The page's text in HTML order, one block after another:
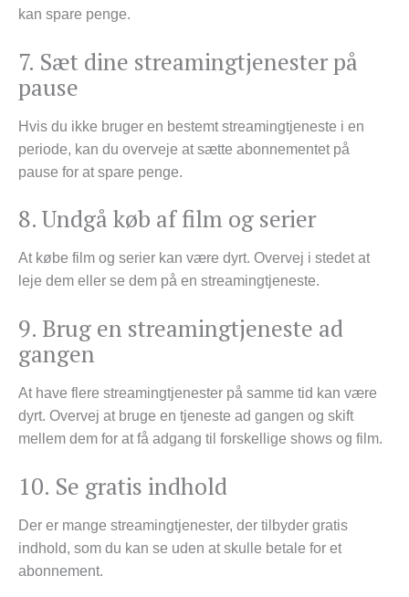
kan spare penge.
7. Sæt dine streamingtjenester på
pause
Hvis du ikke bruger en bestemt streamingtjeneste i en
periode, kan du overveje at sætte abonnementet på
pause for at spare penge.
8. Undgå køb af film og serier
At købe film og serier kan være dyrt. Overvej i stedet at
leje dem eller se dem på en streamingtjeneste.
9. Brug en streamingtjeneste ad
gangen
At have flere streamingtjenester på samme tid kan være
dyrt. Overvej at bruge en tjeneste ad gangen og skift
mellem dem for at få adgang til forskellige shows og film.
10. Se gratis indhold
Der er mange streamingtjenester, der tilbyder gratis
indhold, som du kan se uden at skulle betale for et
abonnement.